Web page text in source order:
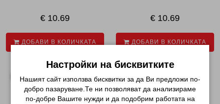
€ 10.69
ДОБАВИ В КОЛИЧКАТА
€ 10.69
ДОБАВИ В КОЛИЧКАТА
Настройки на бисквитките
Нашият сайт използва бисквитки за да Ви предложи по-
добро пазаруване.Те ни позволяват да анализираме
по-добре Вашите нужди и да подобрим работата на